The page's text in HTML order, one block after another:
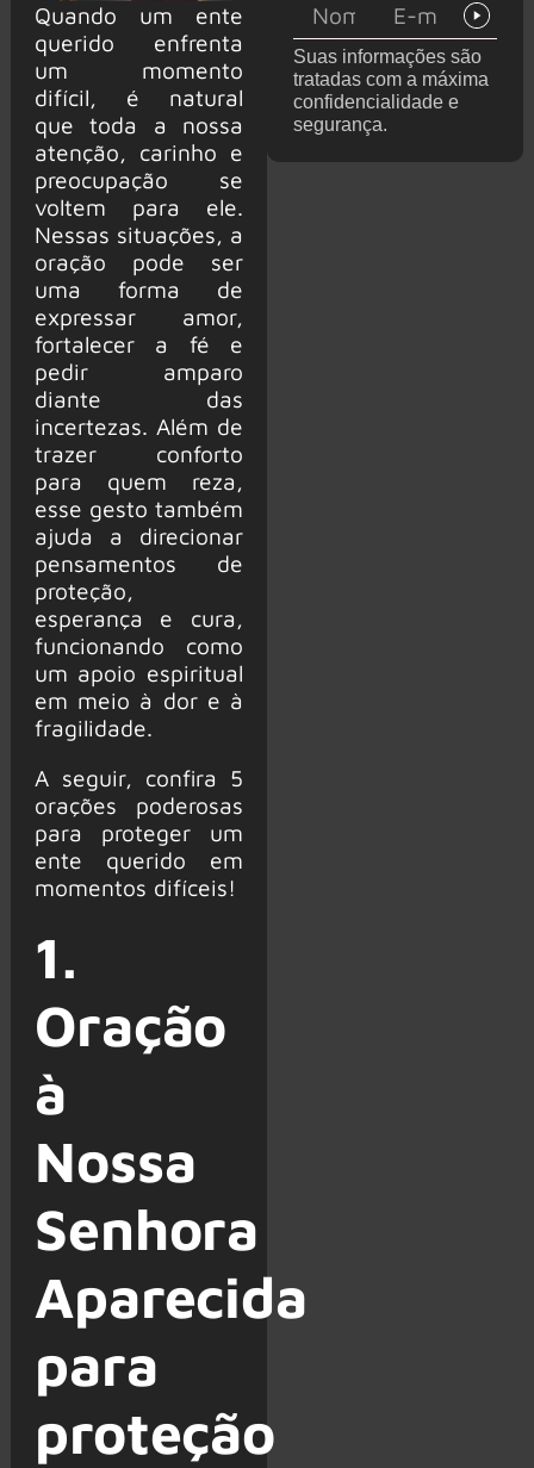
Quando um ente
querido enfrenta
um momento
difícil, é natural
que toda a nossa
atenção, carinho e
preocupação se
voltem para ele.
Nessas situações, a
oração pode ser
uma forma de
expressar amor,
fortalecer a fé e
pedir amparo
diante das
incertezas. Além de
trazer conforto
para quem reza,
esse gesto também
ajuda a direcionar
pensamentos de
proteção,
esperança e cura,
funcionando como
um apoio espiritual
em meio à dor e à
fragilidade.
A seguir, confira 5
orações poderosas
para proteger um
ente querido em
momentos difíceis!
1.
Oração
à
Nossa
Senhora
Aparecida
para
proteção
de de
deixar os
palcos
Suas informações são
tratadas com a máxima
confidencialidade e
segurança.